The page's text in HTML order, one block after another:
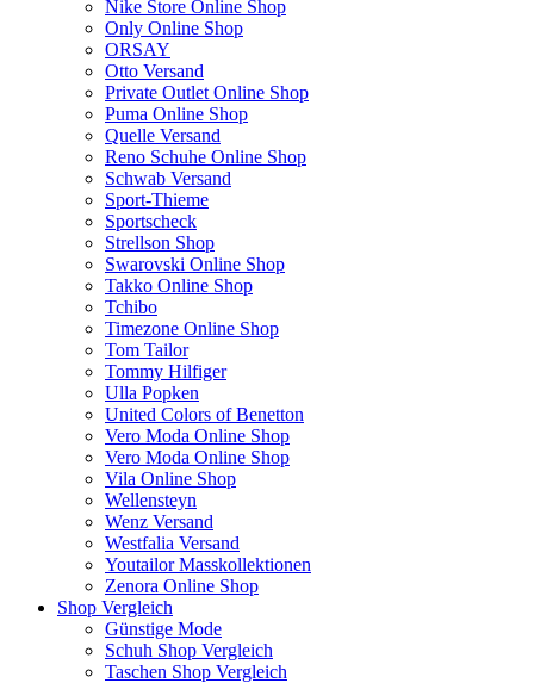
Nike Store Online Shop
Only Online Shop
ORSAY
Otto Versand
Private Outlet Online Shop
Puma Online Shop
Quelle Versand
Reno Schuhe Online Shop
Schwab Versand
Sport-Thieme
Sportscheck
Strellson Shop
Swarovski Online Shop
Takko Online Shop
Tchibo
Timezone Online Shop
Tom Tailor
Tommy Hilfiger
Ulla Popken
United Colors of Benetton
Vero Moda Online Shop
Vero Moda Online Shop
Vila Online Shop
Wellensteyn
Wenz Versand
Westfalia Versand
Youtailor Masskollektionen
Zenora Online Shop
Shop Vergleich
Günstige Mode
Schuh Shop Vergleich
Taschen Shop Vergleich